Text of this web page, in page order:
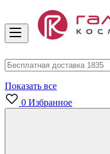
Показать все
0 Избранное